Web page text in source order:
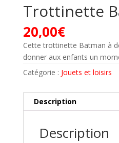
Trottinette
20,00€
Cette trottinette Batman à
donner aux enfants un
Catégorie : Jouets et loisirs
Description
Description